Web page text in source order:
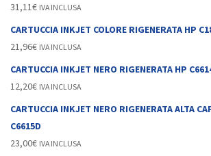
31,11€ IVA INCLUSA
CARTUCCIA INKJET COLORE RIGENERATA HP
21,96€ IVA INCLUSA
CARTUCCIA INKJET NERO RIGENERATA HP
12,20€ IVA INCLUSA
CARTUCCIA INKJET NERO RIGENERATA ALTA
C6615D
23,00€ IVA INCLUSA